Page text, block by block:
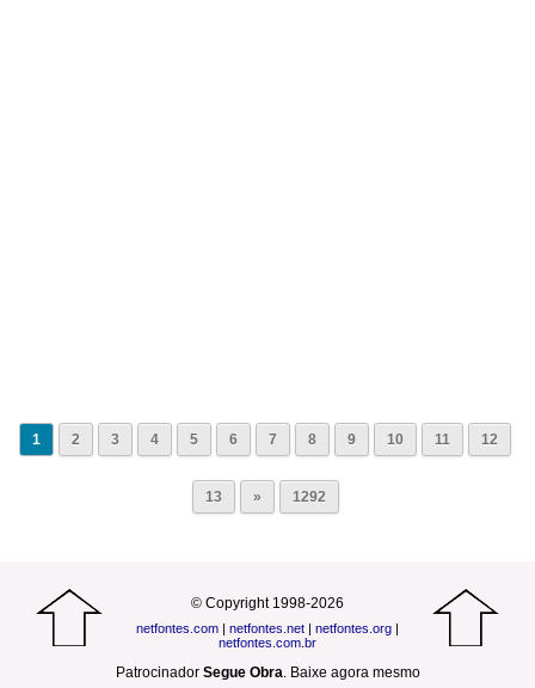
1 2 3 4 5 6 7 8 9 10 11 12
13 » 1292
© Copyright 1998-2026
netfontes.com | netfontes.net | netfontes.org |
netfontes.com.br
Patrocinador Segue Obra. Baixe agora mesmo